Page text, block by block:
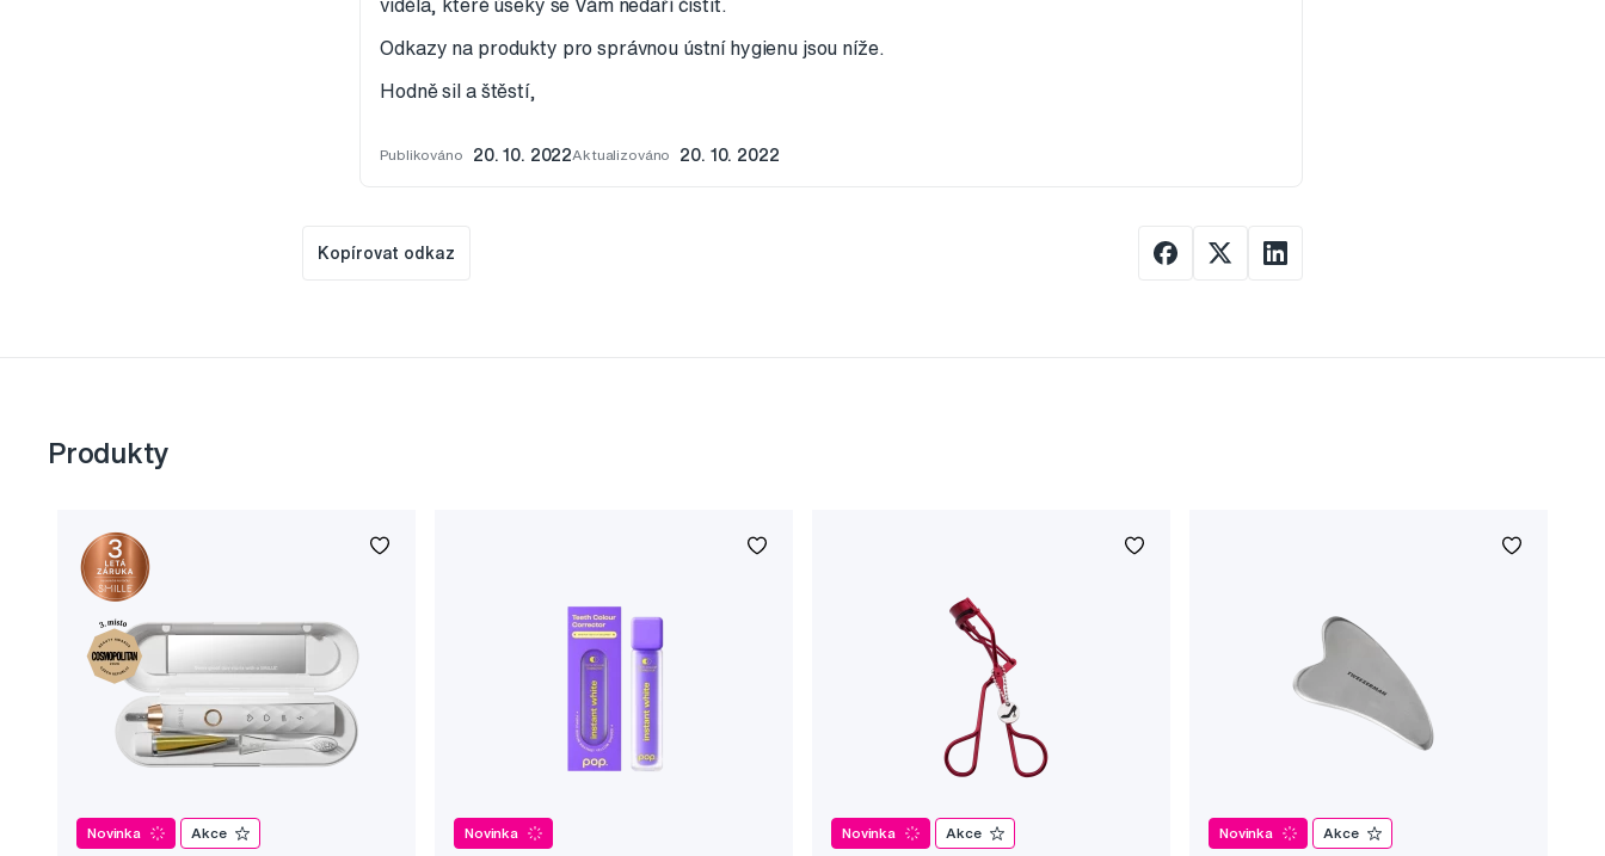
viděla, které úseky se Vám nedaří čistit.
Odkazy na produkty pro správnou ústní hygienu jsou níže.
Hodně sil a štěstí,
Publikováno 20. 10. 2022Aktualizováno 20. 10. 2022
Kopírovat odkaz
Produkty
Novinka Akce Novinka Novinka Akce Novinka Akce